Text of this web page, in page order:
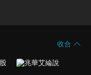
收合